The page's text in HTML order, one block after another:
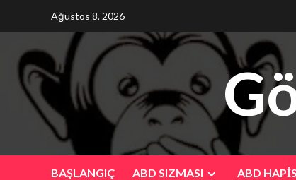
Ağustos 8, 2026
BAŞLANGIÇ ABD SIZMASI ABD